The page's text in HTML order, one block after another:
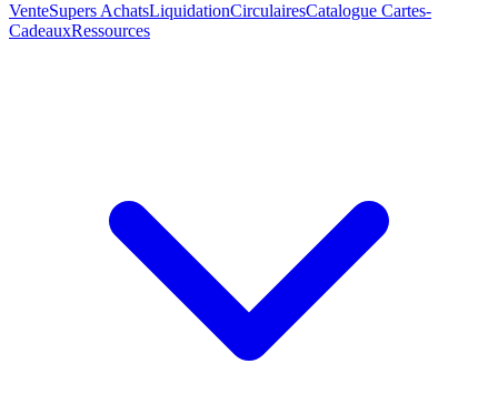
VenteSupers AchatsLiquidationCirculairesCatalogue Cartes-
CadeauxRessources